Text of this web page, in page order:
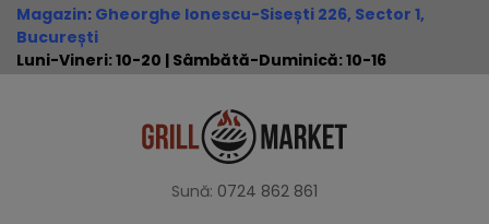
Magazin: Gheorghe Ionescu-Sisești 226, Sector 1,
București
Luni-Vineri: 10-20 | Sâmbătă-Duminică: 10-16
Sună: 0724 862 861